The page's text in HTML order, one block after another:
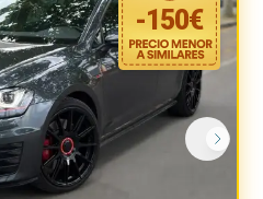
-150€